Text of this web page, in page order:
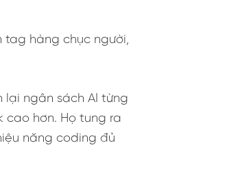
tag hàng chục người,
lại ngân sách AI từng
hơn. Họ tung ra
năng coding đủ